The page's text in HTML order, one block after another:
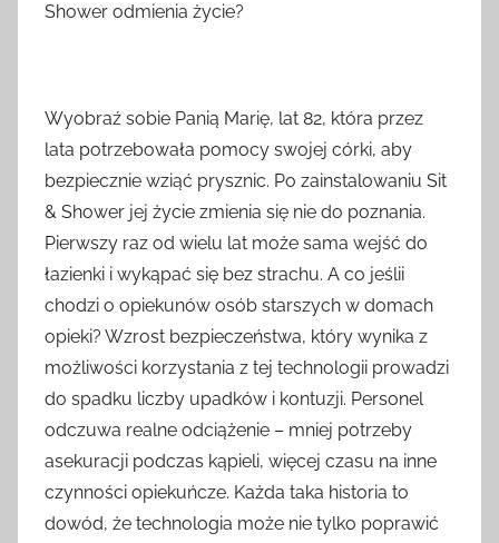
Shower odmienia życie?
Wyobraź sobie Panią Marię, lat 82, która przez
lata potrzebowała pomocy swojej córki, aby
bezpiecznie wziąć prysznic. Po zainstalowaniu Sit
& Shower jej życie zmienia się nie do poznania.
Pierwszy raz od wielu lat może sama wejść do
łazienki i wykąpać się bez strachu. A co jeślii
chodzi o opiekunów osób starszych w domach
opieki? Wzrost bezpieczeństwa, który wynika z
możliwości korzystania z tej technologii prowadzi
do spadku liczby upadków i kontuzji. Personel
odczuwa realne odciążenie – mniej potrzeby
asekuracji podczas kąpieli, więcej czasu na inne
czynności opiekuńcze. Każda taka historia to
dowód, że technologia może nie tylko poprawić